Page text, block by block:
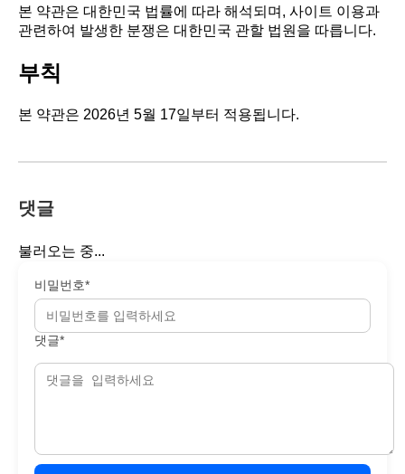
본 약관은 대한민국 법률에 따라 해석되며, 사이트 이용과
관련하여 발생한 분쟁은 대한민국 관할 법원을 따릅니다.
부칙
본 약관은 2026년 5월 17일부터 적용됩니다.
댓글
불러오는 중...
비밀번호*
댓글*